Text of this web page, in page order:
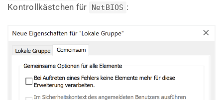
Kontrollkästchen für
NetBIOS :